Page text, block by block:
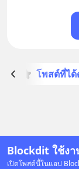
Blockdit ใช้ง
เปิดโพสต์นี้ในแอป
โพสต์ที่ได้